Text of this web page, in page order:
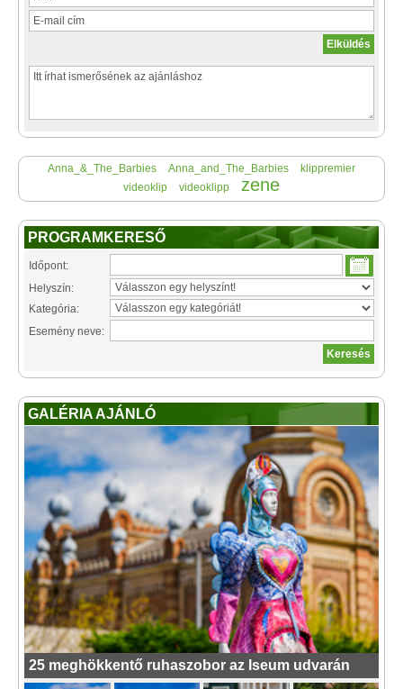
Anna_&_The_Barbies Anna_and_The_Barbies
klippremier
videoklip
videoklipp zene
PROGRAMKERESŐ
Időpont:
Helyszín:
Kategória:
Esemény neve:
GALÉRIA AJÁNLÓ
25 meghökkentő ruhaszobor az Iseum udvarán